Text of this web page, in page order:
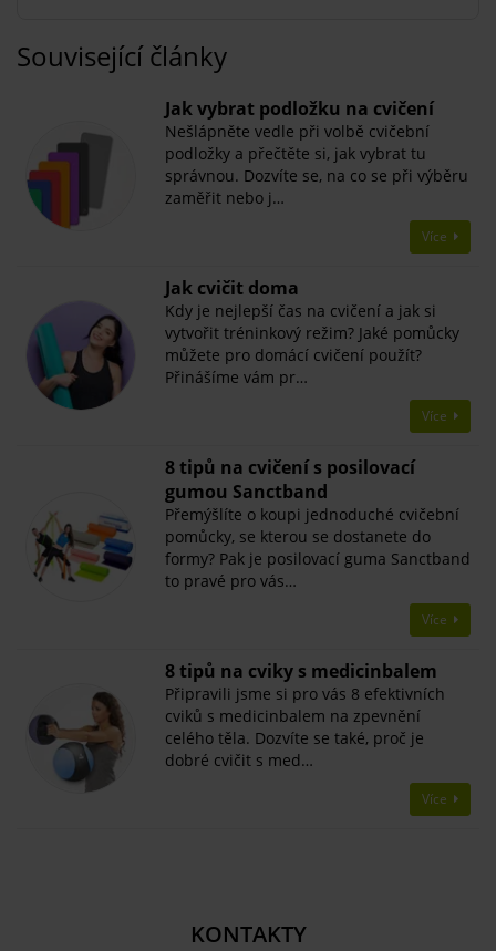
Související články
Jak vybrat podložku na cvičení
Nešlápněte vedle při volbě cvičební
podložky a přečtěte si, jak vybrat tu
správnou. Dozvíte se, na co se při výběru
zaměřit nebo j…
Více
Jak cvičit doma
Kdy je nejlepší čas na cvičení a jak si
vytvořit tréninkový režim? Jaké pomůcky
můžete pro domácí cvičení použít?
Přinášíme vám pr…
Více
8 tipů na cvičení s posilovací
gumou Sanctband
Přemýšlíte o koupi jednoduché cvičební
pomůcky, se kterou se dostanete do
formy? Pak je posilovací guma Sanctband
to pravé pro vás…
Více
8 tipů na cviky s medicinbalem
Připravili jsme si pro vás 8 efektivních
cviků s medicinbalem na zpevnění
celého těla. Dozvíte se také, proč je
dobré cvičit s med…
Více
KONTAKTY